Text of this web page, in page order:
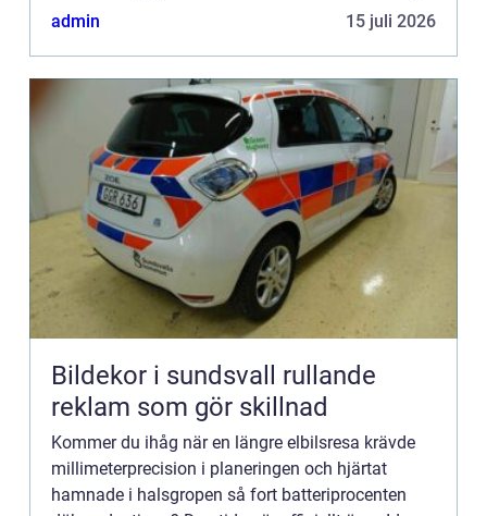
är r&au...
admin 15 juli 2026
Bildekor i sundsvall rullande
reklam som gör skillnad
Kommer du ihåg när en längre elbilsresa krävde
millimeterprecision i planeringen och hjärtat
hamnade i halsgropen så fort batteriprocenten